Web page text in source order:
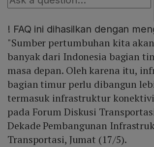
! FAQ ini dihasilkan dengan
"Sumber pertumbuhan kita
banyak dari Indonesia bagian
masa depan. Oleh karena itu,
bagian timur perlu dibangun
termasuk infrastruktur
pada Forum Diskusi
Dekade Pembangunan
Transportasi, Jumat (17/5).